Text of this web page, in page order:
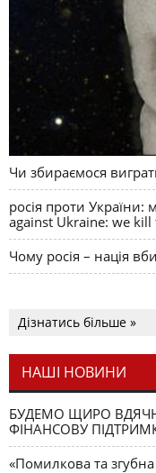
Чи збираємося
росія проти України:
against Ukraine: we
Чому росія – нація
Дізнатись більше »
НАШІ НОВИНИ
БУДЕМО ЩИРО
ФІНАНСОВУ
«Помилкова та